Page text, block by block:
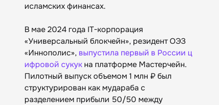
исламских финансах.
В мае 2024 года IT-корпорация
«Универсальный блокчейн», резидент ОЭЗ
«Иннополис», выпустила первый в России ц
ифровой сукук на платформе Мастерчейн.
Пилотный выпуск объемом 1 млн ₽ был
структурирован как мудараба с
разделением прибыли 50/50 между